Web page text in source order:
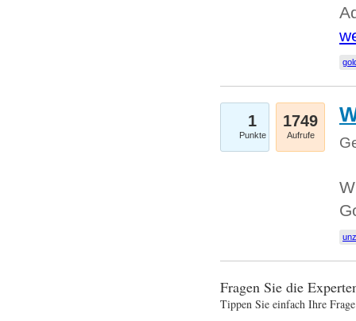
1
Punkte
1749
Aufrufe
Fragen Sie die
Tippen Sie einfach Ihre